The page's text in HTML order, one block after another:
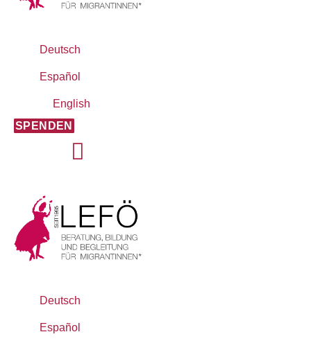
Deutsch
Español
English
SPENDEN
Deutsch
Español